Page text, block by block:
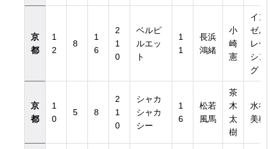
京
都
1
2
8
1
6
2
1
0
ベルピ
ルエッ
ト
1
1
長浜
鴻緒
小
崎
憲
イン
ゼル
レー
シン
グ
京
都
1
0
5 8
2
1
0
シャカ
シャカ
シー
1
6
松若
風馬
茶
木
太
樹
水谷
美穂